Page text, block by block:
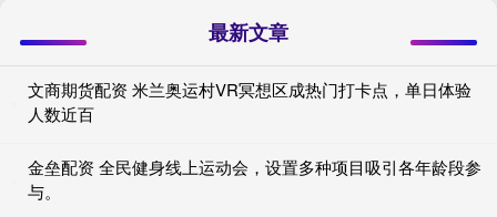
最新文章
文商期货配资 米兰奥运村VR冥想区成热门打卡点，单日体验
人数近百
金垒配资 全民健身线上运动会，设置多种项目吸引各年龄段参
与。